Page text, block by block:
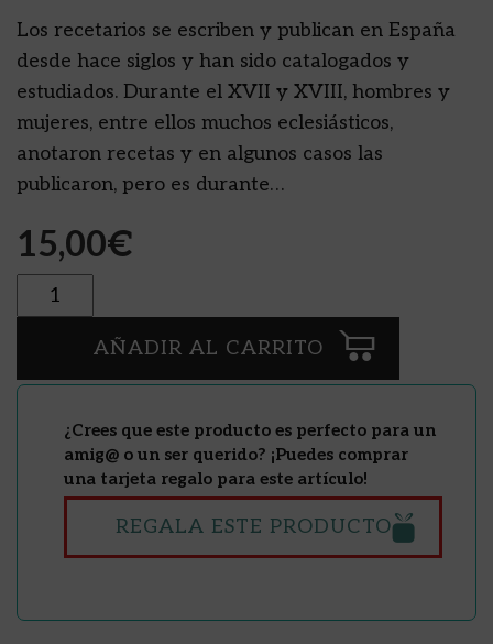
Los recetarios se escriben y publican en España
desde hace siglos y han sido catalogados y
estudiados. Durante el XVII y XVIII, hombres y
mujeres, entre ellos muchos eclesiásticos,
anotaron recetas y en algunos casos las
publicaron, pero es durante…
15,00€
Cantidad
AÑADIR AL CARRITO
¿Crees que este producto es perfecto para un
amig@ o un ser querido? ¡Puedes comprar
una tarjeta regalo para este artículo!
REGALA ESTE PRODUCTO